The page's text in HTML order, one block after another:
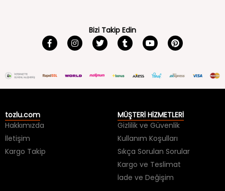
Hakkımızda
İletişim
Kargo Takip
Gizlilik ve Güvenlik
Kullanım Koşulları
Sıkça Sorulan Sorular
Kargo ve Teslimat
İade ve Değişim